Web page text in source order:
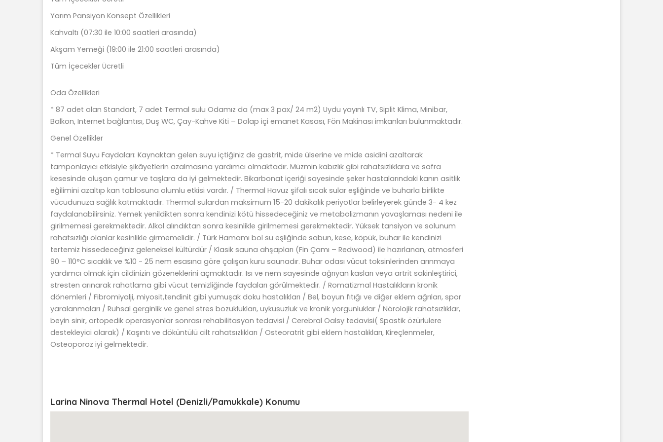
Yarım Pansiyon Konsept Özellikleri
Kahvaltı (07:30 ile 10:00 saatleri arasında)
Akşam Yemeği (19:00 ile 21:00 saatleri arasında)
Tüm İçecekler Ücretli
Oda Özellikleri
* 87 adet olan Standart, 7 adet Termal sulu Odamız da (max 3 pax/ 24 m2) Uydu yayınlı TV, Siplit Klima, Minibar,
Balkon, Internet bağlantısı, Duş WC, Çay-Kahve Kiti – Dolap içi emanet Kasası, Fön Makinası imkanları bulunmaktadır.
Genel Özellikler
* Termal Suyu Faydaları: Kaynaktan gelen suyu içtiğiniz de gastrit, mide ülserine ve mide asidini azaltarak
tamponlayıcı etkisiyle şikâyetlerin azalmasına yardımcı olmaktadır. Müzmin kabızlık gibi rahatsızlıklara ve safra
kesesinde oluşan çamur ve taşlara da iyi gelmektedir. Bikarbonat içeriği sayesinde şeker hastalarındaki kanın asitlik
eğilimini azaltıp kan tablosuna olumlu etkisi vardır. / Thermal Havuz şifalı sıcak sular eşliğinde ve buharla birlikte
vücudunuza sağlık katmaktadır. Thermal sulardan maksimum 15-20 dakikalık periyotlar belirleyerek günde 3- 4 kez
faydalanabilirsiniz. Yemek yenildikten sonra kendinizi kötü hissedeceğiniz ve metabolizmanın yavaşlaması nedeni ile
girilmemesi gerekmektedir. Alkol alındıktan sonra kesinlikle girilmemesi gerekmektedir. Yüksek tansiyon ve solunum
rahatsızlığı olanlar kesinlikle girmemelidir. / Türk Hamamı bol su eşliğinde sabun, kese, köpük, buhar ile kendinizi
tertemiz hissedeceğiniz geleneksel kültürdür / Klasik sauna ahşapları (Fin Çamı – Redwood) ile hazırlanan, atmosferi
90 – 110°C sıcaklık ve %10 - 25 nem esasına göre çalışan kuru saunadır. Buhar odası vücut toksinlerinden arınmaya
yardımcı olmak için cildinizin gözeneklerini açmaktadır. Isı ve nem sayesinde ağrıyan kasları veya artrit sakinleştirici,
stresten arınarak rahatlama gibi vücut temizliğinde faydaları görülmektedir. / Romatizmal Hastalıkların kronik
dönemleri / Fibromiyalji, miyosit,tendinit gibi yumuşak doku hastalıkları / Bel, boyun fıtığı ve diğer eklem ağrıları, spor
yaralanmaları / Ruhsal gerginlik ve genel stres bozuklukları, uykusuzluk ve kronik yorgunluklar / Nörolojik rahatsızlıklar,
beyin sinir, ortopedik operasyonlar sonrası rehabilitasyon tedavisi / Cerebral Oalsy tedavisi( Spastik özürlülere
destekleyici olarak) / Kaşıntı ve döküntülü cilt rahatsızlıkları / Osteoratrit gibi eklem hastalıkları, Kireçlenmeler,
Osteoporoz iyi gelmektedir.
Larina Ninova Thermal Hotel (Denizli/Pamukkale) Konumu